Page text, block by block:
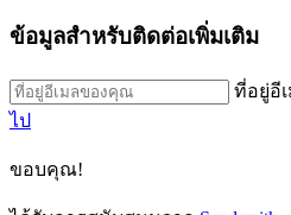
ข้อมูลสำหรับติดต่อเพิ่มเติม
ที่อยู่อี
ไป
ขอบคุณ!